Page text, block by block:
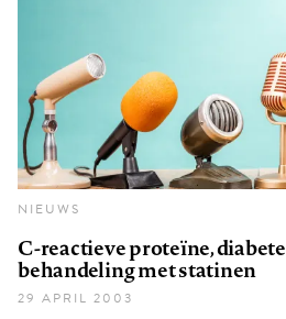
NIEUWS
C-reactieve proteïne,
behandeling met statinen
29 APRIL 2003